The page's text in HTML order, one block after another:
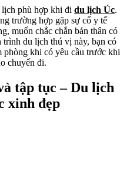
phù hợp khi đi du lịch Úc.
trường hợp gặp sự cố y tế
muốn chắc chắn bản thân có
trình du lịch thú vị này, bạn có
phòng khi có yêu cầu trước khi
chuyến đi.
tập tục – Du lịch
xinh đẹp